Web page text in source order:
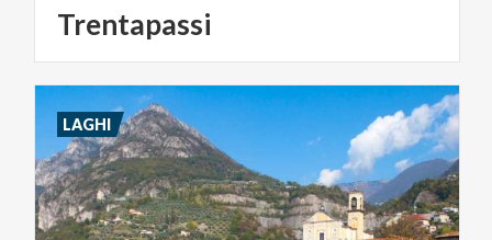
Trentapassi
LAGHI